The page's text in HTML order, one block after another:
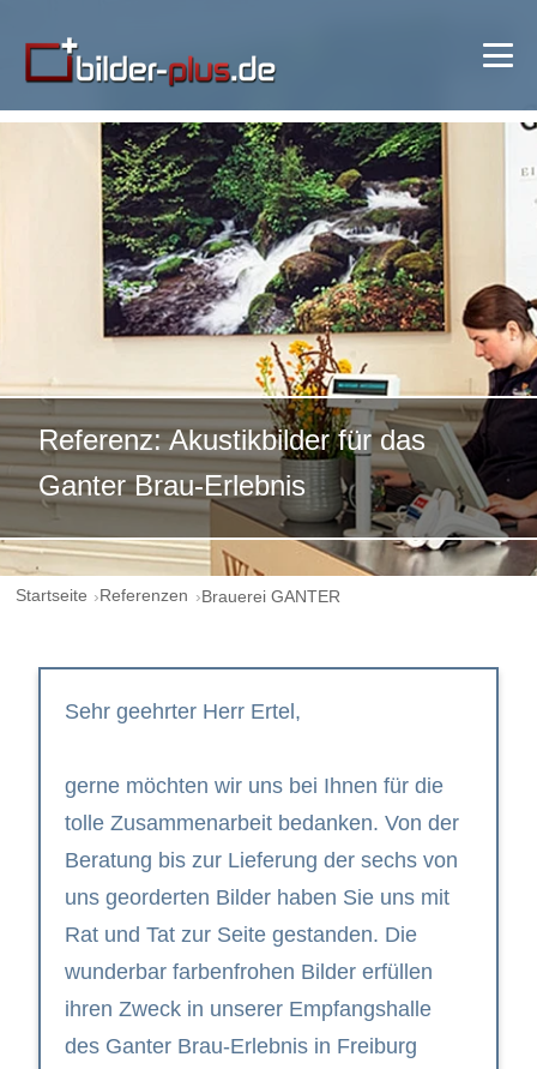
Referenz: Akustikbilder für das
Ganter Brau-Erlebnis
🔍 Bild vergrößern
Startseite Referenzen Brauerei GANTER
Sehr geehrter Herr Ertel,
gerne möchten wir uns bei Ihnen für die
tolle Zusammenarbeit bedanken. Von der
Beratung bis zur Lieferung der sechs von
uns georderten Bilder haben Sie uns mit
Rat und Tat zur Seite gestanden. Die
wunderbar farbenfrohen Bilder erfüllen
ihren Zweck in unserer Empfangshalle
des Ganter Brau-Erlebnis in Freiburg